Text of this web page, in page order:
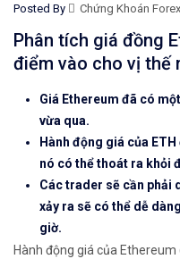
Posted By Chứng Khoán Forex
Phân tích giá đồng
điểm vào cho vị thế
Giá Ethereum đã có
vừa qua.
Hành động giá của
nó có thể thoát ra khỏi
Các trader sẽ cần phải
xảy ra sẽ có thể dễ
giờ.
Hành động giá của